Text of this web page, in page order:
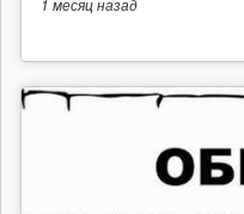
1 месяцназад